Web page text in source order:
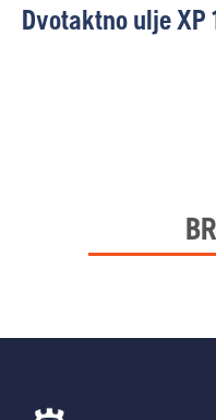
Dvotaktno ulje XP